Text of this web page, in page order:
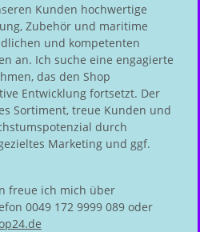
Kunden hochwertige
Zubehör und maritime
und kompetenten
an. Ich suche eine engagierte
das den Shop
Entwicklung fortsetzt. Der
Sortiment, treue Kunden und
durch
Marketing und ggf.
freue ich mich über
0049 172 9999 089 oder